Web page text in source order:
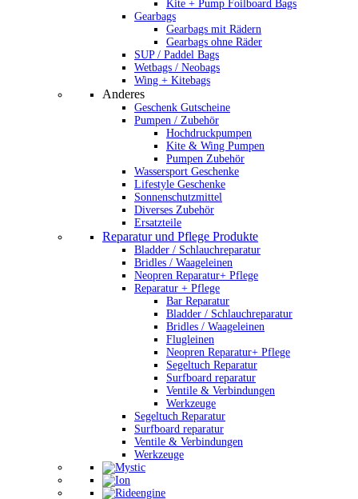
Kite + Pump Foilboard Bags
Gearbags
Gearbags mit Rädern
Gearbags ohne Räder
SUP / Paddel Bags
Wetbags / Neobags
Wing + Kitebags
Anderes
Geschenk Gutscheine
Pumpen / Zubehör
Hochdruckpumpen
Kite & Wing Pumpen
Pumpen Zubehör
Wassersport Geschenke
Lifestyle Geschenke
Sonnenschutzmittel
Diverses Zubehör
Ersatzteile
Reparatur und Pflege Produkte
Bladder / Schlauchreparatur
Bridles / Waageleinen
Neopren Reparatur+ Pflege
Reparatur + Pflege
Bar Reparatur
Bladder / Schlauchreparatur
Bridles / Waageleinen
Flugleinen
Neopren Reparatur+ Pflege
Segeltuch Reparatur
Surfboard reparatur
Ventile & Verbindungen
Werkzeuge
Segeltuch Reparatur
Surfboard reparatur
Ventile & Verbindungen
Werkzeuge